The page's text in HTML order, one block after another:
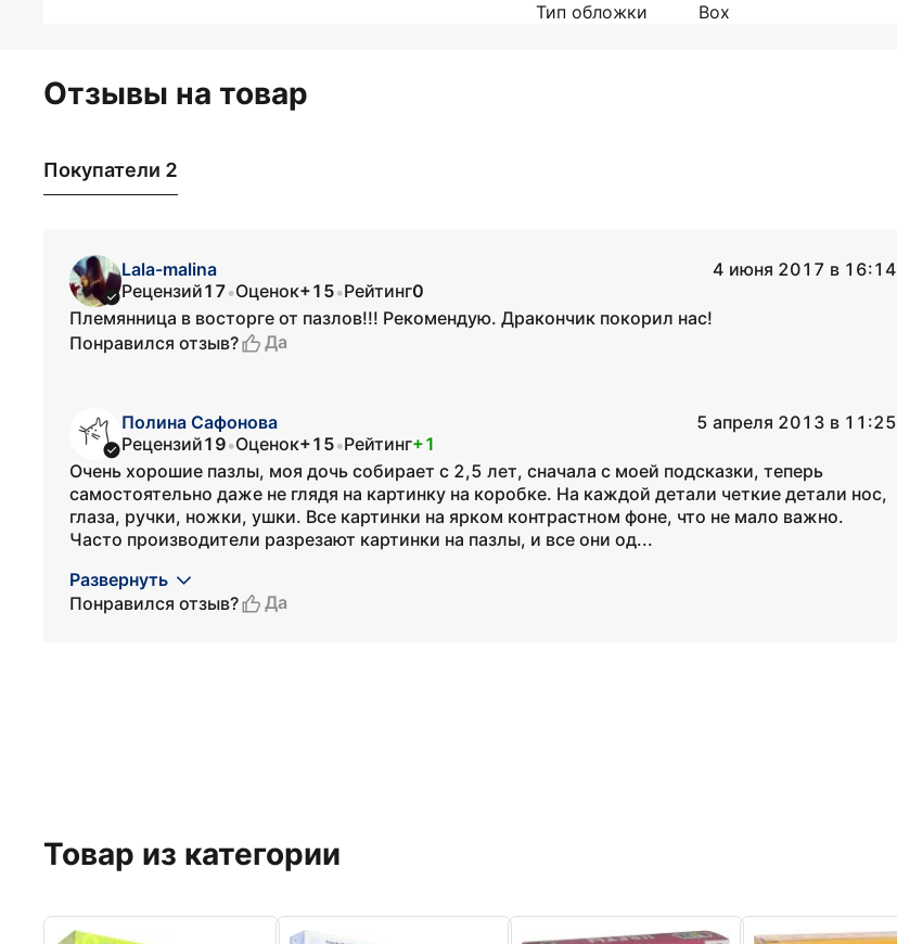
Тип обложки
Box
Отзывы на товар
Покупатели 2
Lala-malina
4 июня 2017 в 16:14
Рецензий17•Оценок+15•Рейтинг0
Племянница в восторге от пазлов!!! Рекомендую. Дракончик покорил нас!
Понравился отзыв?
Да
Полина Сафонова
5 апреля 2013 в 11:25
Рецензий19•Оценок+15•Рейтинг+1
Очень хорошие пазлы, моя дочь собирает с 2,5 лет, сначала с моей подсказки, теперь
самостоятельно даже не глядя на картинку на коробке. На каждой детали четкие детали нос,
глаза, ручки, ножки, ушки. Все картинки на ярком контрастном фоне, что не мало важно.
Часто производители разрезают картинки на пазлы, и все они од...
Развернуть
Понравился отзыв?
Да
Товар из категории